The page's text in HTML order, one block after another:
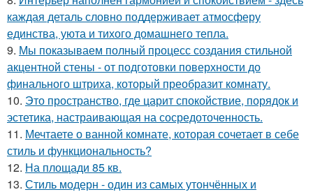
каждая деталь словно поддерживает атмосферу
единства, уюта и тихого домашнего тепла.
9. Мы показываем полный процесс создания стильной
акцентной стены - от подготовки поверхности до
финального штриха, который преобразит комнату.
10. Это пространство, где царит спокойствие, порядок и
эстетика, настраивающая на сосредоточенность.
11. Мечтаете о ванной комнате, которая сочетает в себе
стиль и функциональность?
12. На площади 85 кв.
13. Стиль модерн - один из самых утончённых и